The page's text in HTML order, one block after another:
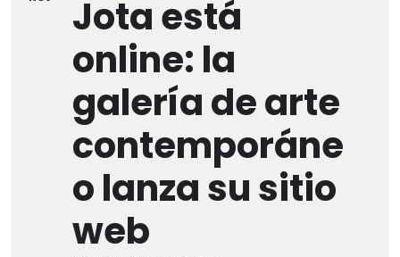
Jota está
online: la
galería de arte
contemporáne
o lanza su sitio
web